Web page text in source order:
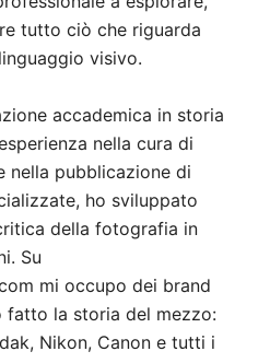
tutto ciò che riguarda
visivo.
accademica in storia
nella cura di
nella pubblicazione di
ho sviluppato
della fotografia in
Su
mi occupo dei brand
fatto la storia del mezzo:
Nikon, Canon e tutti i